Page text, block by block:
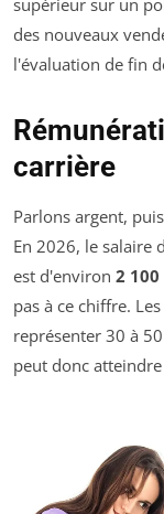
des nouveaux
l'évaluation de fin
carrière
Parlons argent,
En 2026, le salaire
est d'environ 2
pas à ce chiffre. Les
représenter 30 à
peut donc